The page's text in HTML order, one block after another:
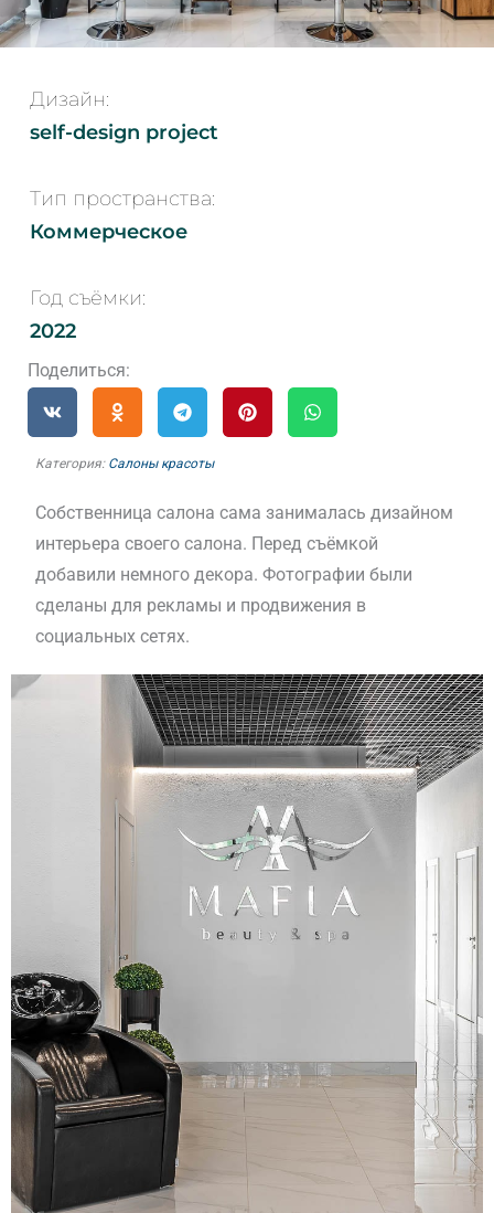
Дизайн:
self-design project
Тип пространства:
Коммерческое
Год съёмки:
2022
Поделиться:
Категория: Салоны красоты
Собственница салона сама занималась дизайном
интерьера своего салона. Перед съёмкой
добавили немного декора. Фотографии были
сделаны для рекламы и продвижения в
социальных сетях.